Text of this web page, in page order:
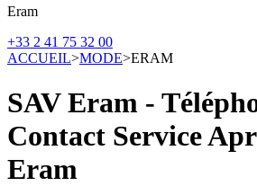
Eram
+33 2 41 75 32 00
ACCUEIL>MODE>ERAM
SAV Eram -
Contact Service
Eram